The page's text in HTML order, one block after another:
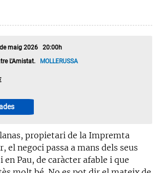
maig 2026 20:00h
L'Amistat. MOLLERUSSA
propietari de la Impremta
el negoci passa a mans dels seus
en Pau, de caràcter afable i que